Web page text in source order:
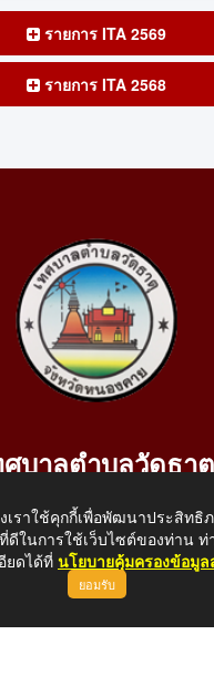
รายการ ITA 2569
รายการ ITA 2568
ศบาลตำบลวัดธาตุ
.เมือง จ.หนองคาย 43000
414758 โทรสาร: 042-
เราใช้คุกกี้เพื่อพัฒนาประสิทธิ
ในการใช้เว็บไซต์ของท่าน ท่
ยดได้ที่ นโยบายคุ้มครองข้อมู
ยอมรับ